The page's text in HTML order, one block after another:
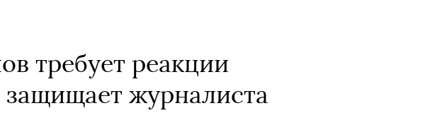
требует реакции
журналиста